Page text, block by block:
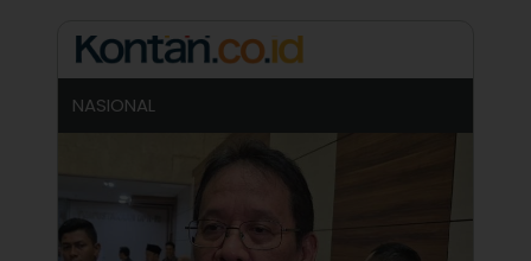
NASIONAL